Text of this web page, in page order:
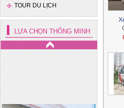
TOUR DU LỊCH
LỰA CHỌN THÔNG MINH